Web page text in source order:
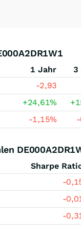
1 Jahr 3
-2,93
+24,61%
-1,15%
Sharpe
-
-
-